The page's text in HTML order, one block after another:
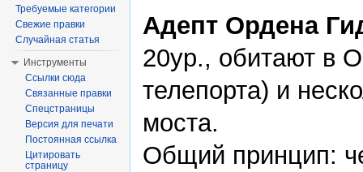
Адепт Ордена
20ур., обитают в
телепорта) и
моста.
Общий принцип:
Требуемые категории
Свежие правки
Случайная статья
Инструменты
Ссылки сюда
Связанные правки
Спецстраницы
Версия для печати
Постоянная ссылка
Цитировать
страницу